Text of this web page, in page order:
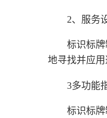
2、服务
标识标
地寻找并应
3多功能
标识标